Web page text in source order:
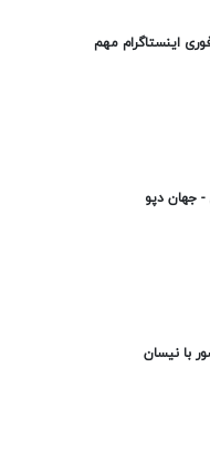
اینستاگرام مهم
جهان دپو
با نیسان